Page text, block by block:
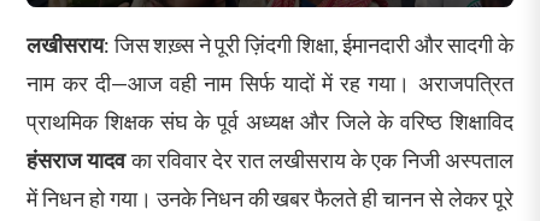
लखीसराय: जिस शख़्स ने पूरी ज़िंदगी शिक्षा, ईमानदारी और सादगी के
नाम कर दी—आज वही नाम सिर्फ यादों में रह गया। अराजपत्रित
प्राथमिक शिक्षक संघ के पूर्व अध्यक्ष और जिले के वरिष्ठ शिक्षाविद
हंसराज यादवका रविवार देर रात लखीसराय के एक निजी अस्पताल
में निधन हो गया। उनके निधन की खबर फैलते ही चानन से लेकर पूरे